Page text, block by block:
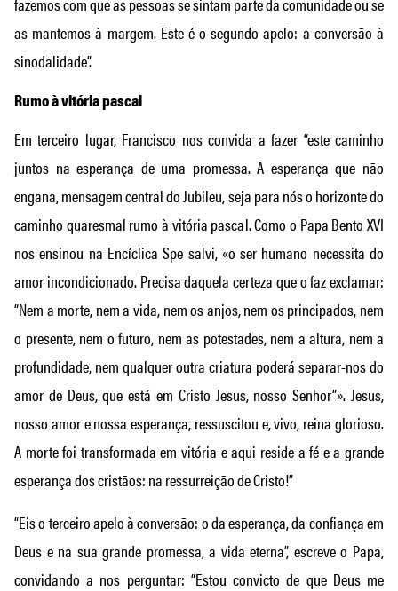
as mantemos à margem. Este é o segundo apelo: a conversão à
sinodalidade”.
Rumo à vitória pascal
Em terceiro lugar, Francisco nos convida a fazer “este caminho
juntos na esperança de uma promessa. A esperança que não
engana, mensagem central do Jubileu, seja para nós o horizonte do
caminho quaresmal rumo à vitória pascal. Como o Papa Bento XVI
nos ensinou na Encíclica Spe salvi, «o ser humano necessita do
amor incondicionado. Precisa daquela certeza que o faz exclamar:
“Nem a morte, nem a vida, nem os anjos, nem os principados, nem
o presente, nem o futuro, nem as potestades, nem a altura, nem a
profundidade, nem qualquer outra criatura poderá separar-nos do
amor de Deus, que está em Cristo Jesus, nosso Senhor”». Jesus,
nosso amor e nossa esperança, ressuscitou e, vivo, reina glorioso.
A morte foi transformada em vitória e aqui reside a fé e a grande
esperança dos cristãos: na ressurreição de Cristo!”
“Eis o terceiro apelo à conversão: o da esperança, da confiança em
Deus e na sua grande promessa, a vida eterna”, escreve o Papa,
convidando a nos perguntar: “Estou convicto de que Deus me